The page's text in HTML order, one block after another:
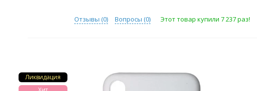
Отзывы (0) Вопросы (0) Этот товар купили 7 237 раз!
Ликвидация